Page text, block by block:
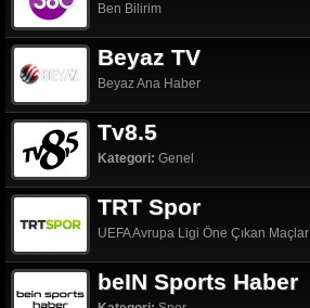
Ben Bilirim
Beyaz TV
Beyaz Ana Haber
Tv8.5
Kategori: Genel
TRT Spor
UEFA Avrupa Ligi Öne Çıkan Maçlar
beIN Sports Haber